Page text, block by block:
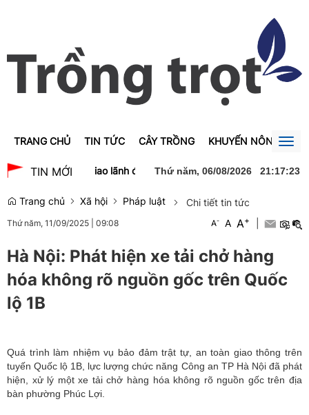
TRANG CHỦ TIN TỨC CÂY TRỒNG KHUYẾN NÔNG
TIN MỚI
chào xã giao lãnh đạo Đảng, Nhà nước Lào Thủ tướng Lê
Thứ năm, 06/08/2026 21:17:23
Trang chủ Xã hội Pháp luật Chi tiết tin tức
Thứ năm, 11/09/2025 09:08 A- A A+
Hà Nội: Phát hiện xe tải chở hàng
hóa không rõ nguồn gốc trên Quốc
lộ 1B
Quá trình làm nhiệm vụ bảo đảm trật tự, an toàn giao thông trên
tuyến Quốc lộ 1B, lực lượng chức năng Công an TP Hà Nội đã phát
hiện, xử lý một xe tải chở hàng hóa không rõ nguồn gốc trên địa
bàn phường Phúc Lợi.